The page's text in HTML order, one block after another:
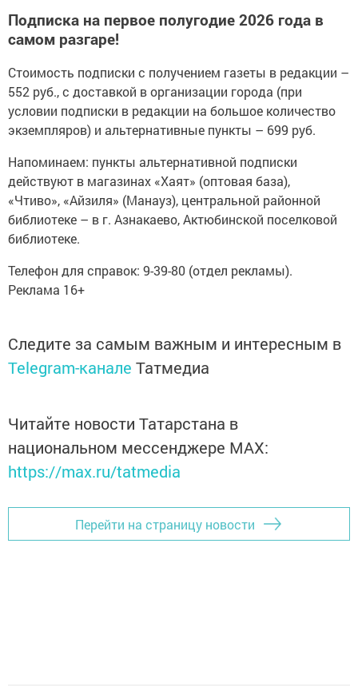
Подписка на первое полугодие 2026 года в
самом разгаре!
Стоимость подписки с получением газеты в редакции –
552 руб., с доставкой в организации города (при
условии подписки в редакции на большое количество
экземпляров) и альтернативные пункты – 699 руб.
Напоминаем: пункты альтернативной подписки
действуют в магазинах «Хаят» (оптовая база),
«Чтиво», «Айзиля» (Манауз), центральной районной
библиотеке – в г. Азнакаево, Актюбинской поселковой
библиотеке.
Телефон для справок: 9-39-80 (отдел рекламы).
Реклама 16+
Следите за самым важным и интересным в
Telegram-канале Татмедиа
Читайте новости Татарстана в
национальном мессенджере MАХ:
https://max.ru/tatmedia
Перейти на страницу новости